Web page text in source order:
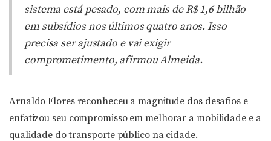
sistema está pesado, com mais de R$ 1,6 bilhão
em subsídios nos últimos quatro anos. Isso
precisa ser ajustado e vai exigir
comprometimento, afirmou Almeida.
Arnaldo Flores reconheceu a magnitude dos desafios e
enfatizou seu compromisso em melhorar a mobilidade e a
qualidade do transporte público na cidade.